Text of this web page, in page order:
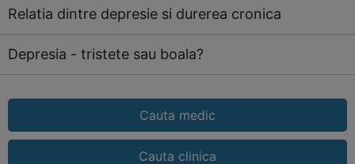
Relatia dintre depresie si durerea cronica
Depresia - tristete sau boala?
Cauta medic
Cauta clinica